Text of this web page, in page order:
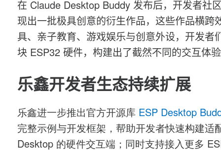
在 Claude Desktop Buddy 发布后，开发者社
现出一批极具创意的衍生作品，这些作品横跨
具、亲子教育、游戏娱乐与创意外设，开发者
块 ESP32 硬件，构建出了截然不同的交互体
乐鑫开发者生态持续扩展
乐鑫进一步推出官方开源库 ESP Desktop
完整示例与开发框架，帮助开发者快速构建适
Desktop 的硬件交互端；同时支持接入更多